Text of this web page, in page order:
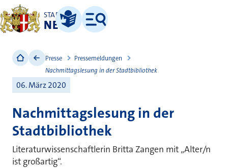
STADT
NEUSS
Leichte Sprache
Menü
Presse
Pressemeldungen
Nachmittagslesung in der Stadtbibliothek
06. März 2020
Nachmittagslesung in der
Stadtbibliothek
Literaturwissenschaftlerin Britta Zangen mit „Alter/n
ist großartig“.